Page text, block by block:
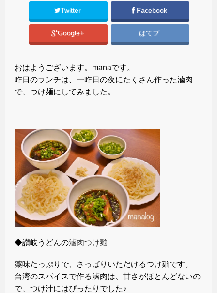
Twitter Facebook
Google+ はてブ
おはようございます。manaです。
昨日のランチは、一昨日の夜にたくさん作った滷肉
で、つけ麺にしてみました。
◆讃岐うどんの滷肉つけ麺
薬味たっぷりで、さっぱりいただけるつけ麺です。
台湾のスパイスで作る滷肉は、甘さがほとんどないの
で、つけ汁にはぴったりでした♪